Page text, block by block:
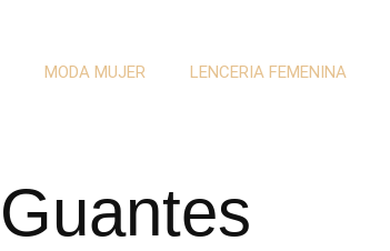
MODA MUJER LENCERIA FEMENINA
Guantes